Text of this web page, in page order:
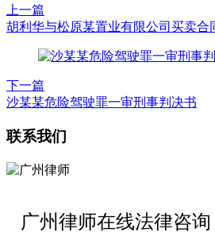
上一篇
胡利华与松原某置业有限公司买卖合
下一篇
沙某某危险驾驶罪一审刑事判决书
联系我们
广州律师在线法律咨询